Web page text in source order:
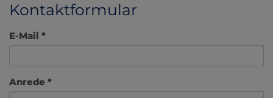
Kontaktformular
E-Mail
Anrede